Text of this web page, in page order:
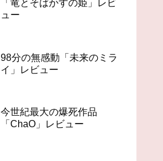
「竜とそばかすの姫」レビ
ュー
98分の無感動「未来のミラ
イ」レビュー
今世紀最大の爆死作品
「ChaO」レビュー